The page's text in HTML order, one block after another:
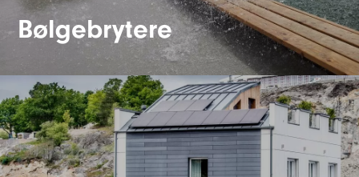
Bølgebrytere